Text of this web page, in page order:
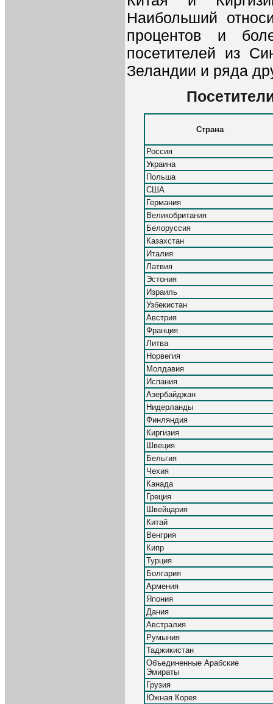
Наибольший
процентов и
посетителей из
Зеландии и ряда
Страна
Россия
Украина
Польша
США
Германия
Великобритания
Белоруссия
Казахстан
Италия
Латвия
Эстония
Израиль
Узбекистан
Австрия
Франция
Литва
Норвегия
Молдавия
Испания
Азербайджан
Нидерланды
Финляндия
Киргизия
Швеция
Бельгия
Чехия
Канада
Греция
Швейцария
Китай
Венгрия
Кипр
Турция
Болгария
Армения
Япония
Дания
Австралия
Румыния
Таджикистан
Объединенные Арабские
Эмираты
Грузия
Южная Корея